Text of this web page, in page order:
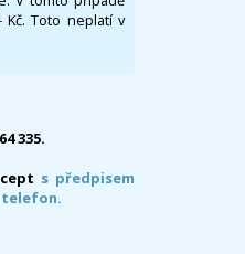
Toto neplatí v
335.
s předpisem
telefon.